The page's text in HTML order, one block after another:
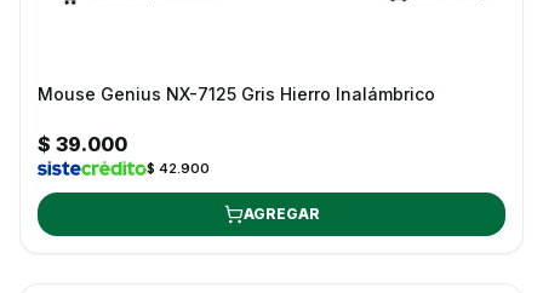
Mouse Genius NX-7125 Gris Hierro Inalámbrico
$ 39.000
$ 42.900
AGREGAR